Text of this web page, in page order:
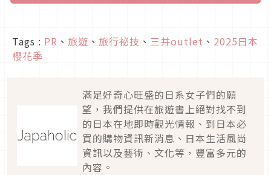
Tags : PR 、 旅遊 、 旅行祕技 、 三井outlet 、 2025日本
櫻花季
滿足好奇心旺盛的日系女子們的願
望，我們提供在旅遊書上絕對找不到
的日本在地即時觀光情報、到日本必
買的購物資訊新消息、日本生活風尚
資訊以及藝術、文化等，豐富多元的
內容。